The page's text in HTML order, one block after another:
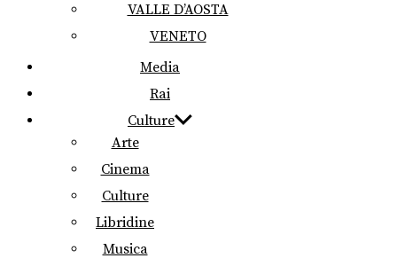
VALLE D’AOSTA
VENETO
Media
Rai
Culture
Arte
Cinema
Culture
Libridine
Musica